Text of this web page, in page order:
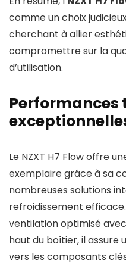
comme un choix
cherchant à allier
compromettre sur la
d’utilisation.
Performances
Le NZXT H7 Flow offre
exemplaire grâce à sa
nombreuses solutions
refroidissement
ventilation optimisé
haut du boîtier, il assure
vers les composants